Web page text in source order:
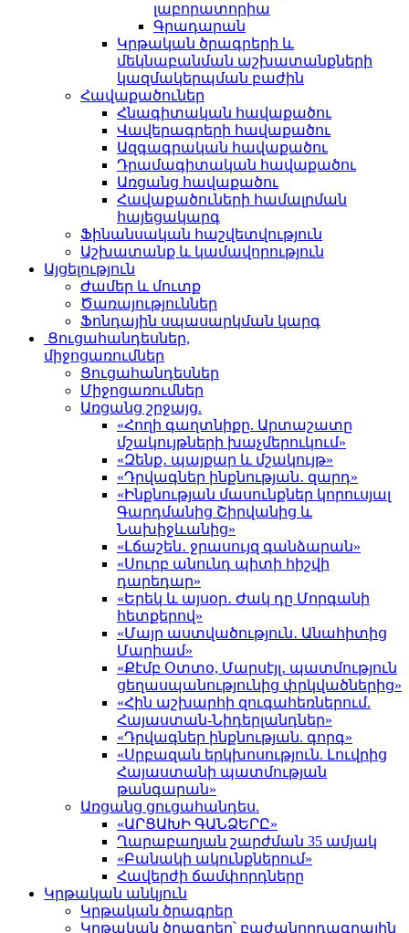
լաբորատորիա
Գրադարան
Կրթական ծրագրերի և
մեկնաբանման աշխատանքների
կազմակերպման բաժին
Հավաքածուներ
Հնագիտական հավաքածու
Վավերագրերի հավաքածու
Ազգագրական հավաքածու
Դրամագիտական հավաքածու
Առցանց հավաքածու
Հավաքածուների համալրման
հայեցակարգ
Ֆինանսական հաշվետվություն
Աշխատանք և կամավորություն
Այցելություն
Ժամեր և մուտք
Ծառայություններ
Ֆոնդային սպասարկման կարգ
Ցուցահանդեսներ,
միջոցառումներ
Ցուցահանդեսներ
Միջոցառումներ
Առցանց շրջայց.
«Հողի գաղտնիքը. Արտաշատը
մշակույթների խաչմերուկում»
«Զենք․ պայքար և մշակույթ»
«Դրվագներ ինքնության․ զարդ»
«Ինքնության մասունքներ կորուսյալ
Գարդմանից Շիրվանից և
Նախիջևանից»
«Լճաշեն․ ջրասույզ գանձարան»
«Սուրբ անունդ պիտի հիշվի
դարեդար»
«Երեկ և այսօր․ Ժակ դը Մորգանի
հետքերով»
«Մայր աստվածություն․ Անահիտից
Մարիամ»
«Քէմբ Օտտօ, Մարսէյլ․ պատմություն
ցեղասպանությունից փրկվածներից»
«Հին աշխարհի զուգահեռներում.
Հայաստան-Նիդերլանդներ»
«Դրվագներ ինքնության. գորգ»
«Սրբազան երկխոսություն. Լուվրից
Հայաստանի պատմության
թանգարան»
Առցանց ցուցահանդես.
«ԱՐՑԱԽԻ ԳԱՆՁԵՐԸ»
Ղարաբաղյան շարժման 35 ամյակ
«Բանակի ակունքներում»
Հավերժի ճամփորդները
Կրթական անկյուն
Կրթական ծրագրեր
Կրթական ծրագրեր՝ բաժանորդագրային